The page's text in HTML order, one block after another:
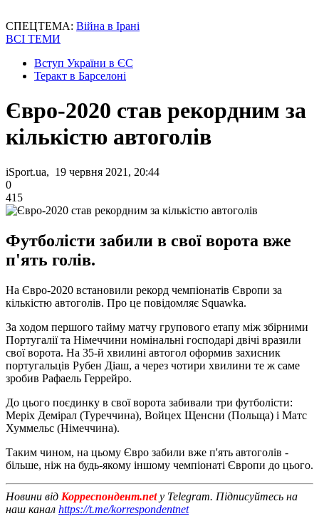
СПЕЦТЕМА: Війна в Ірані
ВСІ ТЕМИ
Вступ України в ЄС
Теракт в Барселоні
Євро-2020 став рекордним за
кількістю автоголів
iSport.ua, 19 червня 2021, 20:44
0
415
Футболісти забили в свої ворота вже
п'ять голів.
На Євро-2020 встановили рекорд чемпіонатів Європи за
кількістю автоголів. Про це повідомляє Squawka.
За ходом першого тайму матчу групового етапу між збірними
Португалії та Німеччини номінальні господарі двічі вразили
свої ворота. На 35-й хвилині автогол оформив захисник
португальців Рубен Діаш, а через чотири хвилини те ж саме
зробив Рафаель Геррейро.
До цього поєдинку в свої ворота забивали три футболісти:
Меріх Демірал (Туреччина), Войцех Щенсни (Польща) і Матс
Хуммельс (Німеччина).
Таким чином, на цьому Євро забили вже п'ять автоголів -
більше, ніж на будь-якому іншому чемпіонаті Європи до цього.
Новини від Корреспондент.netу Telegram. Підписуйтесь на
наш канал https://t.me/korrespondentnet